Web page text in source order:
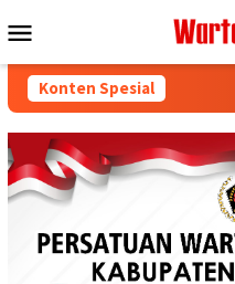
ke
Mobile
Konten Spesial